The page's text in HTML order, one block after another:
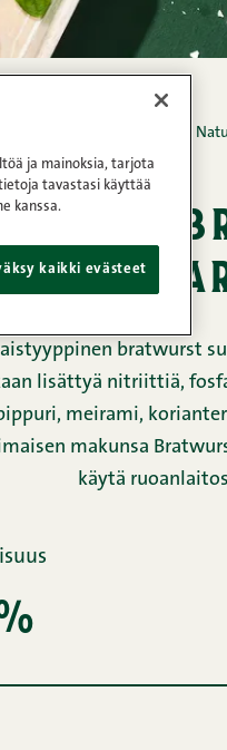
All
bratwurst
lisättyä nitriittiä,
meirami,
makunsa
käytä
ja mainoksia, tarjota
tavastasi käyttää
kanssa.
kaikki evästeet